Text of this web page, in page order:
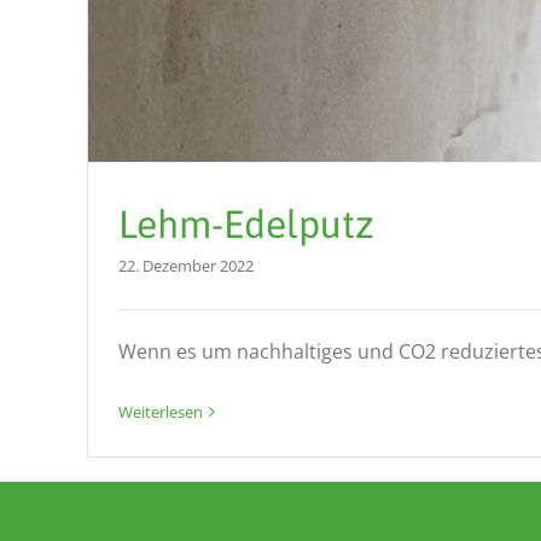
Lehm-Edelputz
22. Dezember 2022
Wenn es um nachhaltiges und CO2
Weiterlesen